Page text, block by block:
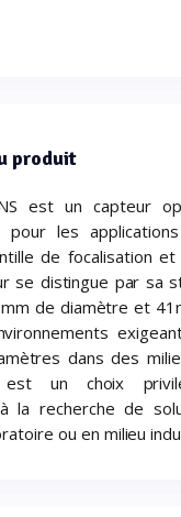
produit
est un capteur
pour les applications
de focalisation
se distingue par sa
de diamètre et
dans des
est un choix
la recherche de
ou en milieu